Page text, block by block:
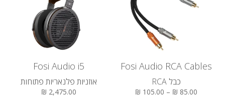
Fosi Audio RCA Cables
כבל RCA
85.00 ₪ – 105.00 ₪
Fosi Audio i5
אוזניות פלנאריות פתוחות
2,475.00 ₪